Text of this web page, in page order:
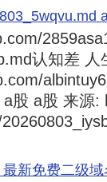
认知差
股 a股 来源
新免费二级